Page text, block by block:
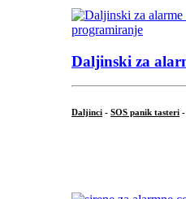
Daljinski za
Daljinci - SOS panik tasteri -